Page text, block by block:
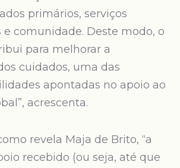
primários, serviços
e comunidade. Deste modo, o
para melhorar a
cuidados, uma das
apontadas no apoio ao
acrescenta.
revela Maja de Brito, “a
recebido (ou seja, até que